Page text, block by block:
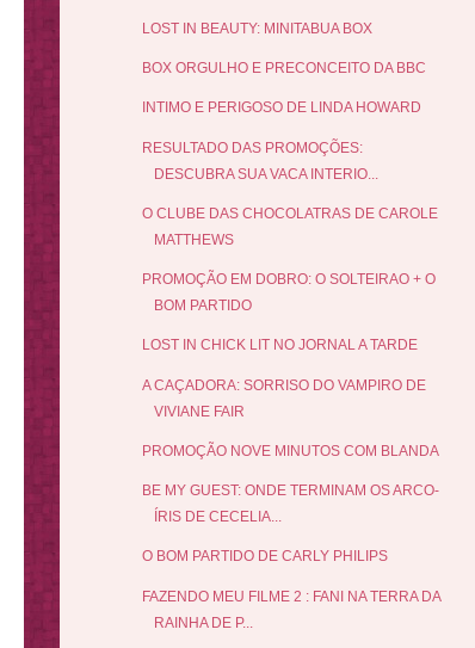
LOST IN BEAUTY: MINITABUA BOX
BOX ORGULHO E PRECONCEITO DA BBC
INTIMO E PERIGOSO DE LINDA HOWARD
RESULTADO DAS PROMOÇÕES:
DESCUBRA SUA VACA INTERIO...
O CLUBE DAS CHOCOLATRAS DE CAROLE
MATTHEWS
PROMOÇÃO EM DOBRO: O SOLTEIRAO + O
BOM PARTIDO
LOST IN CHICK LIT NO JORNAL A TARDE
A CAÇADORA: SORRISO DO VAMPIRO DE
VIVIANE FAIR
PROMOÇÃO NOVE MINUTOS COM BLANDA
BE MY GUEST: ONDE TERMINAM OS ARCO-
ÍRIS DE CECELIA...
O BOM PARTIDO DE CARLY PHILIPS
FAZENDO MEU FILME 2 : FANI NA TERRA DA
RAINHA DE P...